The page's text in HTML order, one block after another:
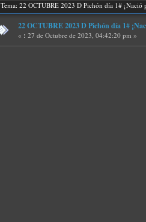
Tema: 22 OCTUBRE 2023 D Pichón día 1#
22 OCTUBRE 2023 D Pichón día 1#
« : 27 de Octubre de 2023, 04:42:20 pm »